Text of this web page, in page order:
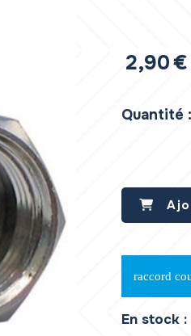
2,90€
Quantité :
raccord
En stock